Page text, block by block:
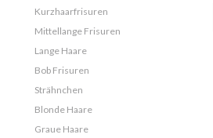
Kurzhaarfrisuren
Mittellange Frisuren
Lange Haare
Bob Frisuren
Strähnchen
Blonde Haare
Graue Haare